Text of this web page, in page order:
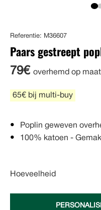
Referentie: M36607
Paars gestreept
79€ overhemd op maat
65€ bij multi-buy
Poplin geweven
100% katoen -
Hoeveelheid